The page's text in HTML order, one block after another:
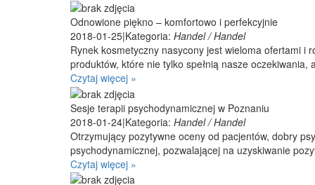
Odnowione piękno – komfortowo i perfekcyjnie
2018-01-25|Kategoria: Handel / Handel
Rynek kosmetyczny nasycony jest wieloma ofertami i
produktów, które nie tylko spełnią nasze
Czytaj więcej »
Sesje terapii psychodynamicznej w Poznaniu
2018-01-24|Kategoria: Handel / Handel
Otrzymujący pozytywne oceny od pacjentów, dobry
psychodynamicznej, pozwalającej na uzyskiwanie
Czytaj więcej »